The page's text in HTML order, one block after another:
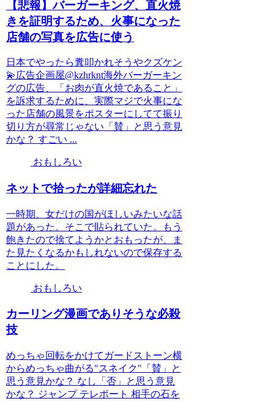
【悲報】バーガーキング、直火焼
きを証明するため、火事になった
店舗の写真を広告に使う
日本でやったら糞叩かれそうやクズケン
💫広告企画屋@kzhrknt海外バーガーキン
グの広告、「お肉が直火焼であること」
を訴求するために、実際マジで火事にな
った店舗の風景をポスターにしてて振り
切り方が尋常じゃない「賛」と思う意見
かな？ すごい ...
おもしろい
ネットで拾ったが詳細忘れた
一時期、女だけの国がほしいみたいな話
題があった。そこで貼られていた。もう
飽きたので捨てようかとおもったが、ま
た見たくなるかもしれないので保存する
ことにした。
おもしろい
カーリング漫画でありそうな必殺
技
めっちゃ回転をかけてガードストーン横
からめっちゃ曲がる"スネイク"「賛」と
思う意見かな？ なし「否」と思う意見
かな？ ジャンプ テレポート 相手の石を